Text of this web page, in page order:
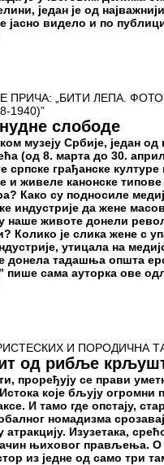
један је од
јасно видело и по
ПРИЧА: „БИТИ ЛЕПА.
1940)”
слободе
музеју Србије, један
(од 8. марта до 30.
српске грађанске
и живеле канонске
Како су подносиле
индустрије да жене
наше животе донели
Колико је слика жене с
утицала на
донела тадашња општа
пише сама ауторка ове
И ПОРОДИЧНА
од рибље
проређују се прави
које бљују огромни
И тамо где опстају,
номадизма
атракцију. Изузетака,
њиховог прављења. О
из једне од само три